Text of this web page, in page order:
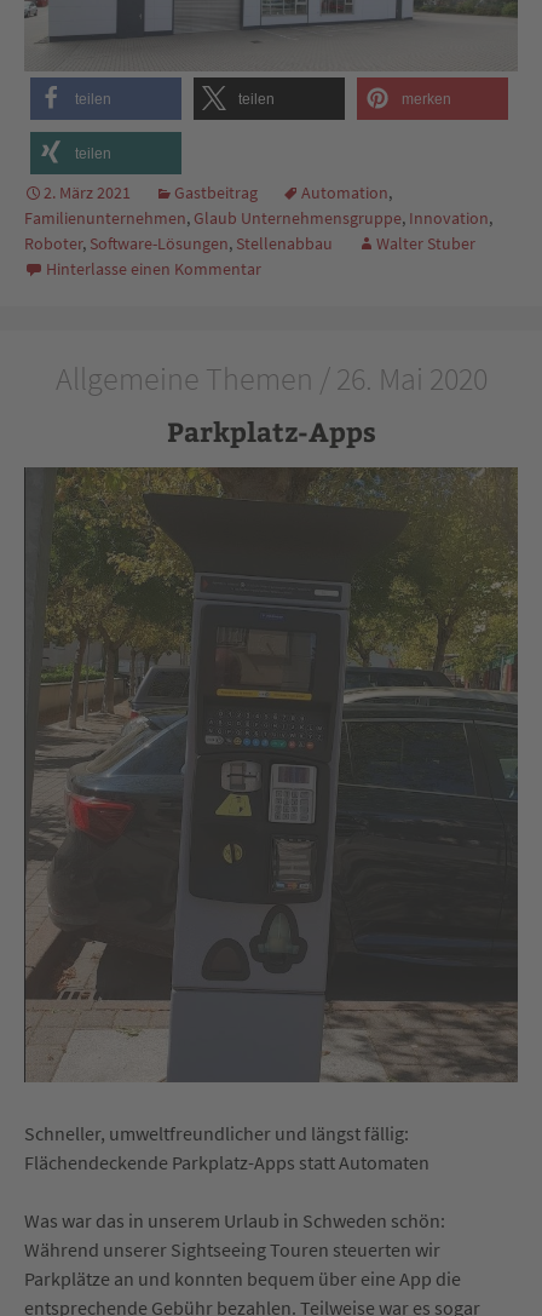
teilen teilen merken
teilen
2. März 2021 Gastbeitrag Automation,
Familienunternehmen, Glaub Unternehmensgruppe, Innovation,
Roboter, Software-Lösungen, Stellenabbau
Walter Stuber
Hinterlasse einen Kommentar
Allgemeine Themen / 26. Mai 2020
Parkplatz-Apps
Schneller, umweltfreundlicher und längst fällig:
Flächendeckende Parkplatz-Apps statt Automaten
Was war das in unserem Urlaub in Schweden schön:
Während unserer Sightseeing Touren steuerten wir
Parkplätze an und konnten bequem über eine App die
entsprechende Gebühr bezahlen. Teilweise war es sogar